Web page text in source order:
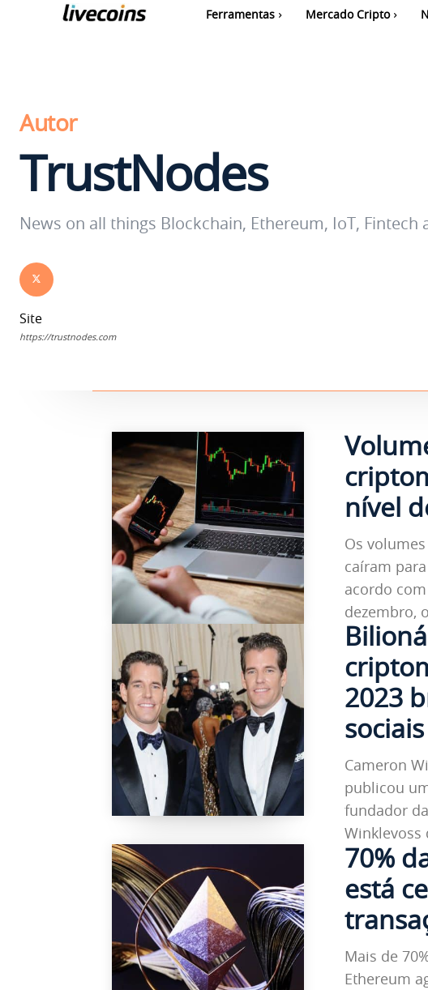
Ferramentas Mercado Cripto
Autor
TrustNodes
News on all things Blockchain, Ethereum, IoT, Fintech
Site
https://trustnodes.com
nível
Os
caíram
acordo com
dezembro,
2023
sociais
Cameron
publicou
fundador
Winklevoss
70%
está
Mais de
Ethereum